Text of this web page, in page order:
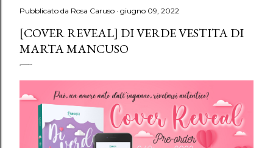
Pubblicato da Rosa Caruso giugno 09, 2022
[COVER REVEAL] DI VERDE VESTITA DI
MARTA MANCUSO